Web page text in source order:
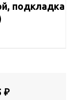
подкладка
₽